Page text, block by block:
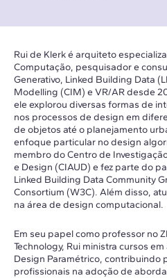
Rui de Klerk é arquiteto
Computação, pesquisador e
Generativo, Linked Building Data
Modelling (CIM) e VR/AR desde
ele explorou diversas formas de
nos processos de design em
de objetos até o planejamento
enfoque particular no design
membro do Centro de
e Design (CIAUD) e fez parte do
Linked Building Data Community
Consortium (W3C). Além disso,
na área de design computacional.
Em seu papel como professor no
Technology, Rui ministra cursos
Design Paramétrico, contribuindo
profissionais na adoção de